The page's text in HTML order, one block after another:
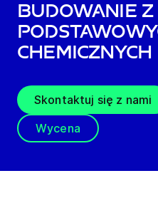
Budowanie z
chemicznych
Skontaktuj się z nami
Wycena